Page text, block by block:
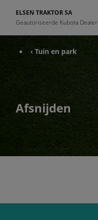
ELSEN TRAKTOR SA
Geautoriseerde Kubota Dealer
‹ Tuin en park
Afsnijden